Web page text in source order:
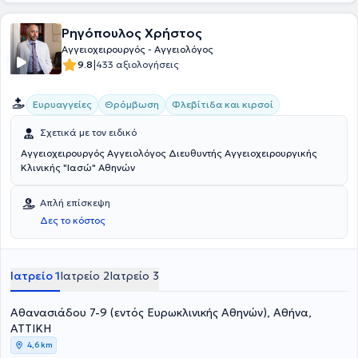
Ρηγόπουλος Χρήστος
Αγγειοχειρουργός - Αγγειολόγος
9.8|433 αξιολογήσεις
Ευρυαγγείες Θρόμβωση Φλεβίτιδα και κιρσοί
Σχετικά με τον ειδικό
Αγγειοχειρουργός Αγγειολόγος Διευθυντής Αγγειοχειρουργικής
Κλινικής "Ιασώ" Αθηνών
Απλή επίσκεψη
Δες το κόστος
Ιατρείο 1Ιατρείο 2Ιατρείο 3
Αθανασιάδου 7-9 (εντός Ευρωκλινικής Αθηνών), Αθήνα,
ΑΤΤΙΚΗ
4,6 km